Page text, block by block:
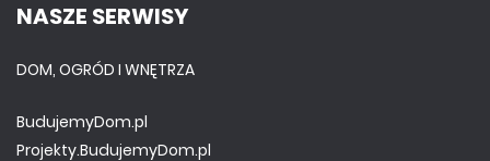
NASZE SERWISY
DOM, OGRÓD I WNĘTRZA
BudujemyDom.pl
Projekty.BudujemyDom.pl